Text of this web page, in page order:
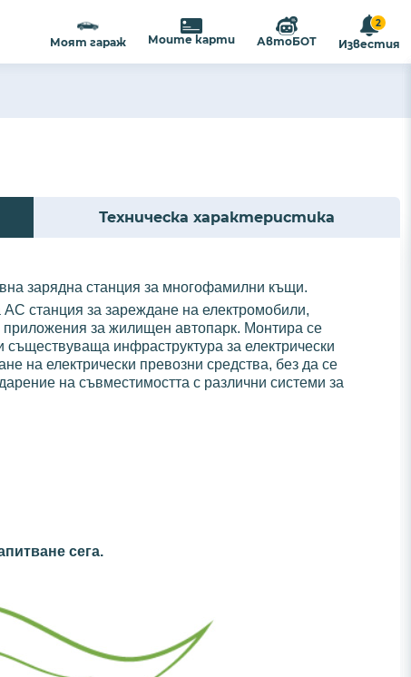
Моят гараж Моите карти АвтоБОТ
2
Известия
Техническа характеристика
зарядна станция за многофамилни къщи.
станция за зареждане на електромобили,
за жилищен автопарк. Монтира се
инфраструктура за електрически
на електрически превозни средства, без да се
на съвместимостта с различни системи за
сега.